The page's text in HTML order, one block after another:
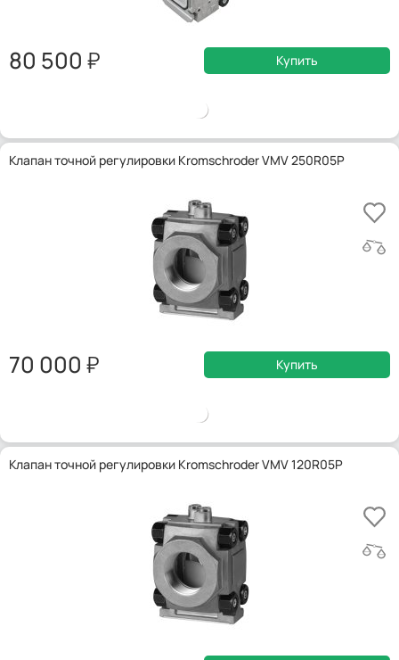
80 500 Купить
Клапан точной регулировки Kromschroder VMV 250R05P
70 000 Купить
Клапан точной регулировки Kromschroder VMV 120R05P